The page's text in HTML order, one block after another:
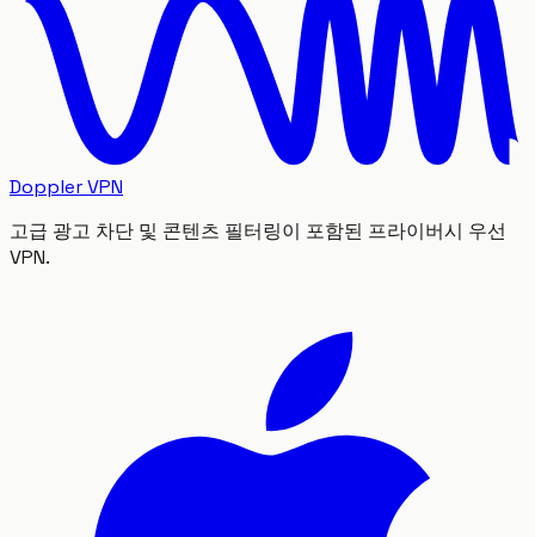
Doppler VPN
고급 광고 차단 및 콘텐츠 필터링이 포함된 프라이버시 우선
VPN.